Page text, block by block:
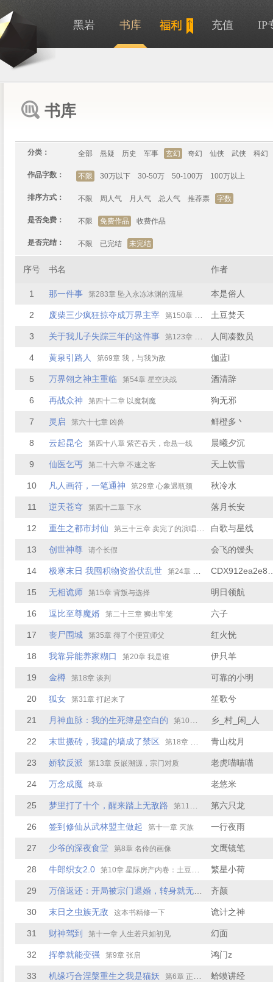
黑岩 书库 充值 IP
书库
分类： 全部 悬疑 历史 军事 玄幻 奇幻 仙侠 武侠 科幻
作品字数： 不限 30万以下 30-50万 50-100万 100万以上
排序方式： 不限 周人气 月人气 总人气 推荐票 字数
是否免费： 不限 免费作品 收费作品
是否完结： 不限 已完结 未完结
序号 书名 作者
1 那一件事 第283章 坠入永冻冰渊的流星 本是俗人
2 废柴三少疯狂掠夺成万界主宰 第150章 技艺惊人，初步认可 土豆焚天
3 关于我儿子失踪三年的这件事 第123章 第124章：名字传播 人间凑数员
4 黄泉引路人 第69章 我，与我为敌 伽蓝l
5 万界翎之神主重临 第54章 星空决战 酒清辞
6 再战众神 第四十二章 以魔制魔 狗无邪
7 灵启 第六十七章 凶兽 鲜橙多丶
8 云起昆仑 第四十八章 紫芒吞天，命悬一线 晨曦夕沉
9 仙医乞丐 第二十六章 不速之客 天上饮雪
10 凡人画符，一笔通神 第29章 心象遇瓶颈 秋冷水
11 逆天苍穹 第四十二章 下水 落月长安
12 重生之都市封仙 第三十三章 卖完了的演唱会门票 白歌与星线
13 创世神尊 请个长假 会飞的馒头
14 极寒末日 我囤积物资蛰伏乱世 第24章 微恙相邻，暖意破冰
15 无相诡师 第15章 背叛与选择 明日领航
16 逗比至尊魔婿 第二十三章 狮出牢笼 六子
17 丧尸围城 第35章 得了个便宜师父 红火恍
18 我靠异能养家糊口 第20章 我是谁 伊只羊
19 金樽 第18章 谈判 可靠的小明
20 狐女 第31章 打起来了 笙歌兮
21 月神血脉：我的生死簿是空白的 第10章 并肩作战 乡_村_闲_人
22 末世搬砖，我建的墙成了禁区 第18章 无声增援 青山枕月
23 娇软反派 第13章 反嵌溯源，宗门对质 老虎喵喵喵
24 万念成魔 终章 老悠米
25 梦里打了十个，醒来踏上无敌路 第11章 指往西边的箭头 第六只龙
26 签到修仙从武林盟主做起 第十一章 灭族 一行夜雨
27 少爷的深夜食堂 第8章 名伶的画像 文鹰镜笔
28 牛郎织女2.0 第10章 星际房产内卷：土豆仙的广场舞执念 繁星小荷
29 第7章 第7章 钥匙
齐颜
30 末日之虫族无敌 这本书精修一下 诡计之神
31 财神驾到 第十一章 人生若只如初见 幻面
32 挥拳就能变强 第9章 张启 鸿门z
33 机缘巧合涅槃重生之我是猫妖 第6章 正邪斗法 蛤蟆讲经